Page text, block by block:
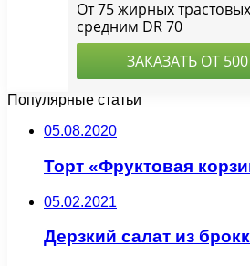
Популярные статьи
05.08.2020
Торт «Фруктовая
05.02.2021
Дерзкий салат из